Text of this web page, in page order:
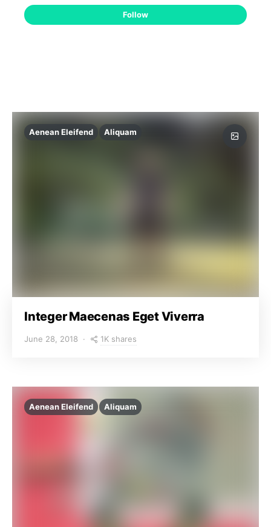
Follow
Aenean Eleifend Aliquam
Integer Maecenas Eget Viverra
June 28, 2018 1K shares
Aenean Eleifend Aliquam